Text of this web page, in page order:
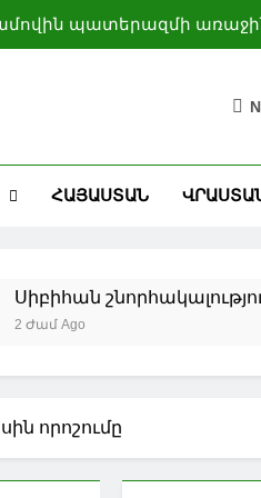
պատերազմի
հետո նավթի և բենզինի
ՌԴ-ում
ՀԱՅԱՍՏԱՆ
շնորհակալություն
որոշումը